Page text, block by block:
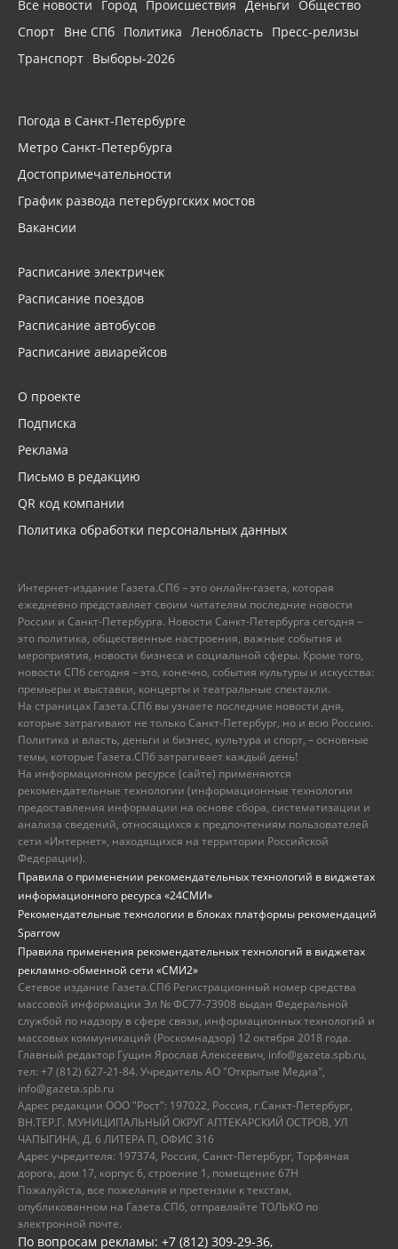
Все новости Город Происшествия Деньги
Общество
Спорт Вне СПб Политика Ленобласть Пресс-релизы
Транспорт Выборы-2026
Погода в Санкт-Петербурге
Метро Санкт-Петербурга
Достопримечательности
График развода петербургских мостов
Вакансии
Расписание электричек
Расписание поездов
Расписание автобусов
Расписание авиарейсов
О проекте
Подписка
Реклама
Письмо в редакцию
QR код компании
Политика обработки персональных данных
Интернет-издание Газета.СПб – это онлайн-газета, которая
ежедневно представляет своим читателям последние новости
России и Санкт-Петербурга. Новости Санкт-Петербурга сегодня –
это политика, общественные настроения, важные события и
мероприятия, новости бизнеса и социальной сферы. Кроме того,
новости СПб сегодня – это, конечно, события культуры и искусства:
премьеры и выставки, концерты и театральные спектакли.
На страницах Газета.СПб вы узнаете последние новости дня,
которые затрагивают не только Санкт-Петербург, но и всю Россию.
Политика и власть, деньги и бизнес, культура и спорт, – основные
темы, которые Газета.СПб затрагивает каждый день!
На информационном ресурсе (сайте) применяются
рекомендательные технологии (информационные технологии
предоставления информации на основе сбора, систематизации и
анализа сведений, относящихся к предпочтениям пользователей
сети «Интернет», находящихся на территории Российской
Федерации).
Правила о применении рекомендательных технологий в виджетах
информационного ресурса «24СМИ»
Рекомендательные технологии в блоках платформы рекомендаций
Sparrow
Правила применения рекомендательных технологий в виджетах
рекламно-обменной сети «СМИ2»
Сетевое издание Газета.СПб Регистрационный номер средства
массовой информации Эл № ФС77-73908 выдан Федеральной
службой по надзору в сфере связи, информационных технологий и
массовых коммуникаций (Роскомнадзор) 12 октября 2018 года.
Главный редактор Гущин Ярослав Алексеевич, info@gazeta.spb.ru,
тел: +7 (812) 627-21-84. Учредитель АО "Открытые Медиа",
info@gazeta.spb.ru
Адрес редакции ООО "Рост": 197022, Россия, г.Санкт-Петербург,
ВН.ТЕР.Г. МУНИЦИПАЛЬНЫЙ ОКРУГ АПТЕКАРСКИЙ ОСТРОВ, УЛ
ЧАПЫГИНА, Д. 6 ЛИТЕРА П, ОФИС 316
Адрес учредителя: 197374, Россия, Санкт-Петербург, Торфяная
дорога, дом 17, корпус 6, строение 1, помещение 67Н
Пожалуйста, все пожелания и претензии к текстам,
опубликованном на Газета.СПб, отправляйте ТОЛЬКО по
электронной почте.
По вопросам рекламы: +7 (812) 309-29-36,